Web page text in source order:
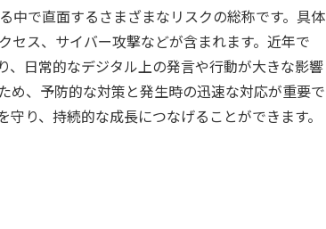
で直面するさまざまなリスクの総称です。 具体
ス、サイバー攻撃などが含まれます。 近年で
、日常的なデジタル上の発言や行動が大きな影響
め、予防的な対策と発生時の迅速な対応が重要で
り、持続的な成長につなげることができます。